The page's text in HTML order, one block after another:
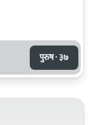
पुरुष · ३७